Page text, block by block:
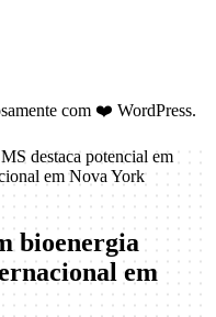
com ❤️ WordPress.
MS destaca potencial em
em Nova York
bioenergia
em